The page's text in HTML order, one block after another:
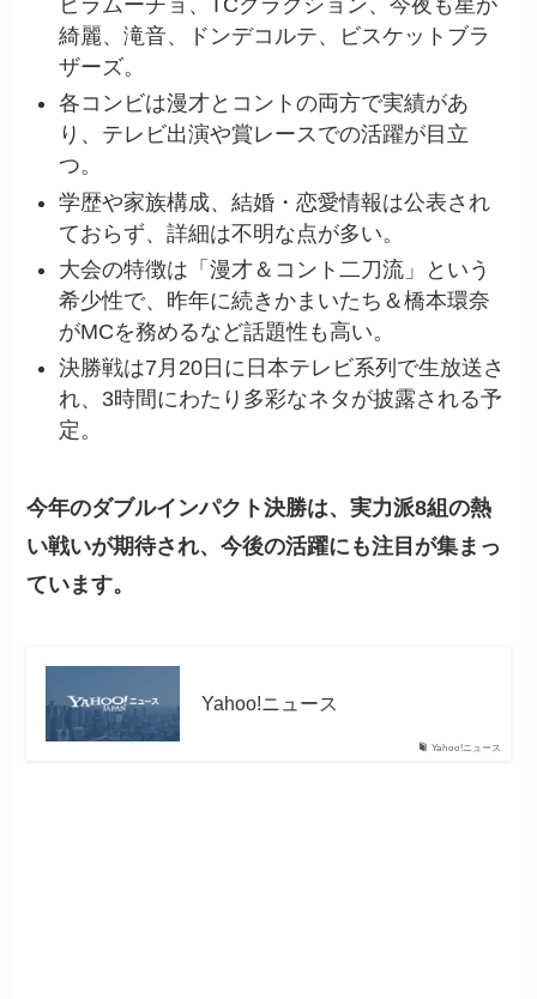
綺麗、滝音、ドンデコルテ、ビスケットブラ
ザーズ。
各コンビは漫才とコントの両方で実績があ
り、テレビ出演や賞レースでの活躍が目立
つ。
学歴や家族構成、結婚・恋愛情報は公表され
ておらず、詳細は不明な点が多い。
大会の特徴は「漫才＆コント二刀流」という
希少性で、昨年に続きかまいたち＆橋本環奈
がMCを務めるなど話題性も高い。
決勝戦は7月20日に日本テレビ系列で生放送さ
れ、3時間にわたり多彩なネタが披露される予
定。
今年のダブルインパクト決勝は、実力派8組の熱
い戦いが期待され、今後の活躍にも注目が集まっ
ています。
Yahoo!ニュース
Yahoo!ニュース